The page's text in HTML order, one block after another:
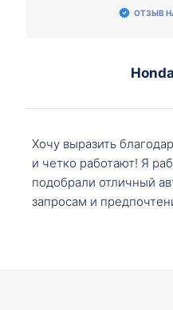
ОТЗЫВ
Хочу выразить
и четко работают! Я
подобрали отличный
запросам и